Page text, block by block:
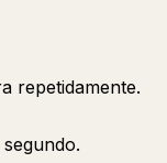
repetidamente.